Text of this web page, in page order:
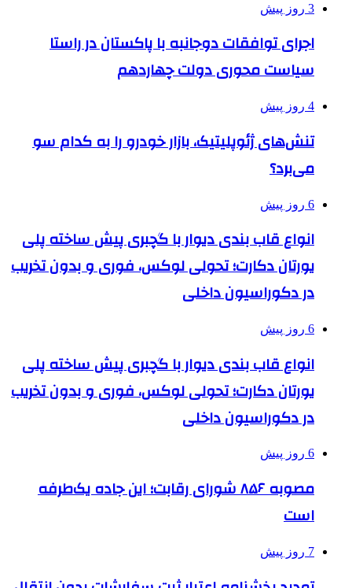
3 روز پیش
اجرای توافقات دوجانبه با پاکستان در راستا
سیاست محوری دولت چهاردهم
4 روز پیش
تنش‌های ژئوپلیتیک، بازار خودرو را به کدام سو
می‌برد؟
6 روز پیش
انواع قاب بندی دیوار با گچبری پیش ساخته پلی
یورتان دکارت؛ تحولی لوکس، فوری و بدون تخریب
در دکوراسیون داخلی
6 روز پیش
انواع قاب بندی دیوار با گچبری پیش ساخته پلی
یورتان دکارت؛ تحولی لوکس، فوری و بدون تخریب
در دکوراسیون داخلی
6 روز پیش
مصوبه ۸۵۶ شورای رقابت؛ این جاده یک‌طرفه
است
7 روز پیش